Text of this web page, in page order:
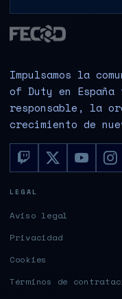
Impulsamos la
of Duty en España
responsable, la
crecimiento de
LEGAL
Aviso legal
Privacidad
Cookies
Términos de